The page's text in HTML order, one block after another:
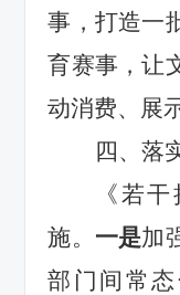
事， 打造一
育赛事 ，让
动消费、展
四、落
《若干
施。 一是加
部门间常态